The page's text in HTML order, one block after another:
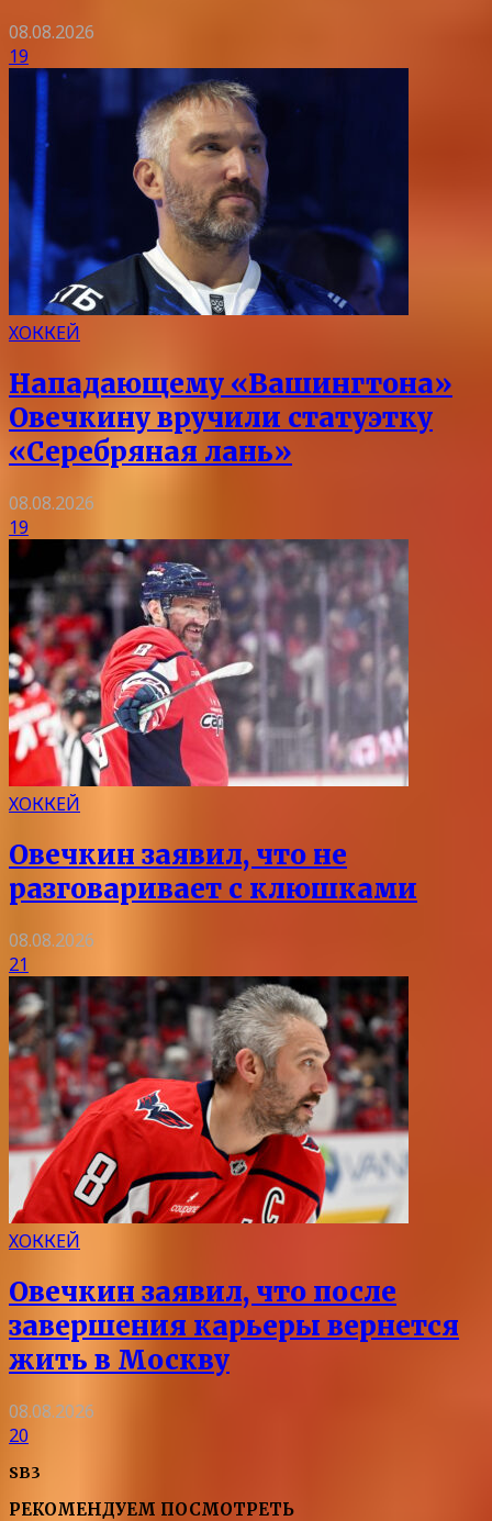
08.08.2026
19
ХОККЕЙ
Нападающему «Вашингтона»
Овечкину вручили статуэтку
«Серебряная лань»
08.08.2026
19
ХОККЕЙ
Овечкин заявил, что не
разговаривает с клюшками
08.08.2026
21
ХОККЕЙ
Овечкин заявил, что после
завершения карьеры вернется
жить в Москву
08.08.2026
20
SB3
РЕКОМЕНДУЕМ ПОСМОТРЕТЬ